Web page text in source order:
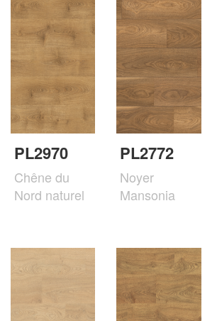
PL2970
Chêne du
Nord naturel
PL2772
Noyer
Mansonia